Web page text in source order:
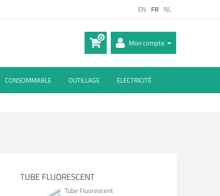
EN FR NL
Mon compte
0
CONSOMMABLE OUTILLAGE ELECTRICITÉ
TUBE FLUORESCENT
Tube Fluorescent